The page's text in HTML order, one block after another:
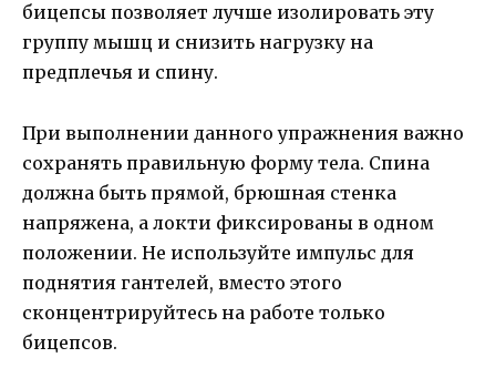
бицепсы позволяет лучше изолировать эту
группу мышц и снизить нагрузку на
предплечья и спину.
При выполнении данного упражнения важно
сохранять правильную форму тела. Спина
должна быть прямой, брюшная стенка
напряжена, а локти фиксированы в одном
положении. Не используйте импульс для
поднятия гантелей, вместо этого
сконцентрируйтесь на работе только
бицепсов.